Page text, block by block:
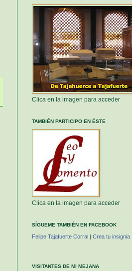
Clica en la imagen para acceder
TAMBIÉN PARTICIPO EN ÉSTE
Clica en la imagen para acceder
SÍGUEME TAMBIÉN EN FACEBOOK
Felipe Tajafuerte Corral | Crea tu insignia
VISITANTES DE MI MEJANA